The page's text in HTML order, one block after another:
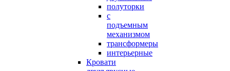
полуторки
с
подъемным
механизмом
трансформеры
интерьерные
Кровати